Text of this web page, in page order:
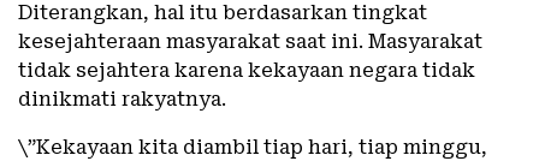
Diterangkan, hal itu berdasarkan tingkat
kesejahteraan masyarakat saat ini. Masyarakat
tidak sejahtera karena kekayaan negara tidak
dinikmati rakyatnya.
\”Kekayaan kita diambil tiap hari, tiap minggu,